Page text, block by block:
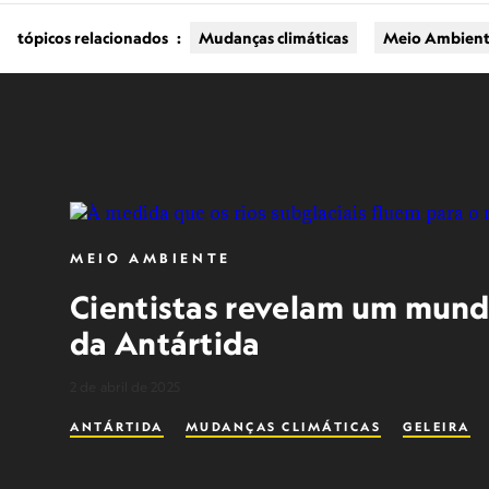
tópicos relacionados : Mudanças climáticas Meio
MEIO AMBIENTE
Cientistas revelam um
da Antártida
ANTÁRTIDA MUDANÇAS CLIMÁTICAS GELEIRA